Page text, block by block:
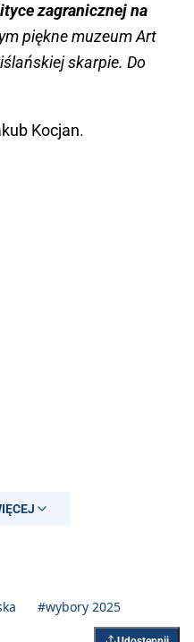
zagranicznej na
piękne muzeum Art
skarpie. Do
Kocjan.
#wybory 2025